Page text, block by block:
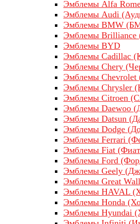
Эмблемы Alfa
Эмблемы Audi
Эмблемы BMW
Эмблемы Brilliance
Эмблемы BYD
Эмблемы Cadillac
Эмблемы Chery
Эмблемы Chevrolet
Эмблемы Chrysler
Эмблемы Citroen
Эмблемы Daewoo
Эмблемы Datsun
Эмблемы Dodge
Эмблемы Ferrari
Эмблемы Fiat
Эмблемы Ford
Эмблемы Geely
Эмблемы Great
Эмблемы HAVAL
Эмблемы Honda
Эмблемы Hyundai